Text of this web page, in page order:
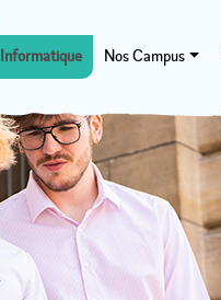
Informatique Nos Campus